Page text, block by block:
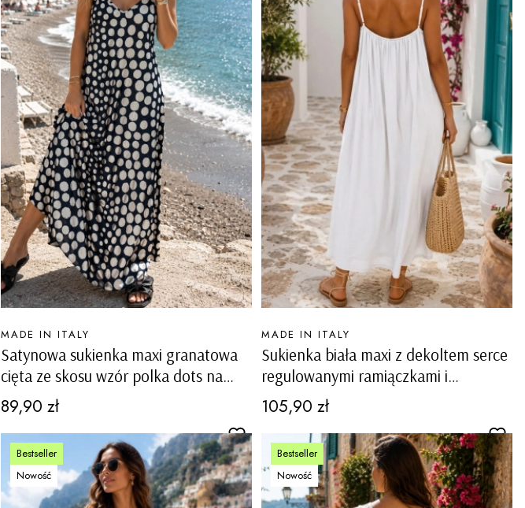
Satynowa sukienka maxi granatowa
cięta ze skosu wzór polka dots na
ramiączkach Oldenico
PRODUCENT
MADE IN ITALY
Cena
89,90 zł
Sukienka biała maxi z dekoltem serce
regulowanymi ramiączkami i
podszewką Toncola
PRODUCENT
MADE IN ITALY
Cena
105,90 zł
Bestseller
Nowość
Bestseller
Nowość